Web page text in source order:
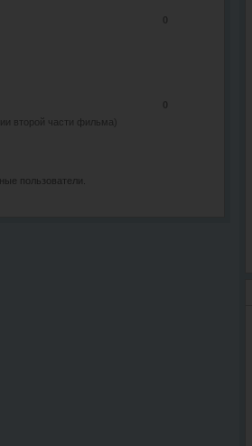
второй части фильма)
пользователи.